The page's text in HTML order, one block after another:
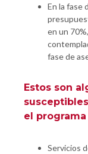
En la fase
en un
fase de
Estos son
el
Servicios